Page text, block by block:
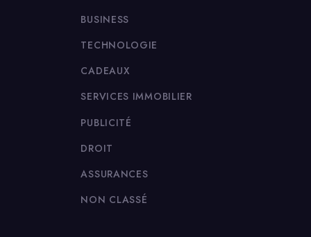
BUSINESS
TECHNOLOGIE
CADEAUX
SERVICES IMMOBILIER
PUBLICITÉ
DROIT
ASSURANCES
NON CLASSÉ